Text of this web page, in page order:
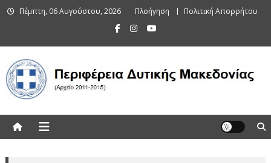
Skip Πέμπτη, 06 Αυγούστου, 2026 Πλοήγηση Πολιτική Απορρήτου